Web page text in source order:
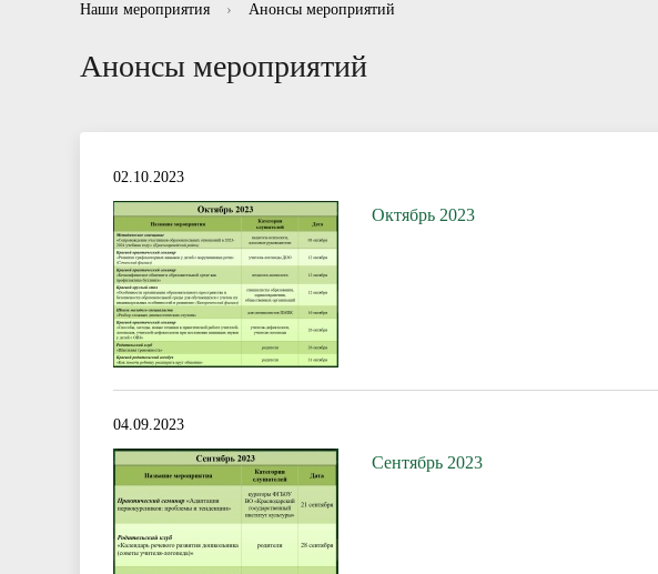
Наши мероприятия › Анонсы мероприятий
Анонсы мероприятий
02.10.2023
Октябрь 2023
04.09.2023
Сентябрь 2023